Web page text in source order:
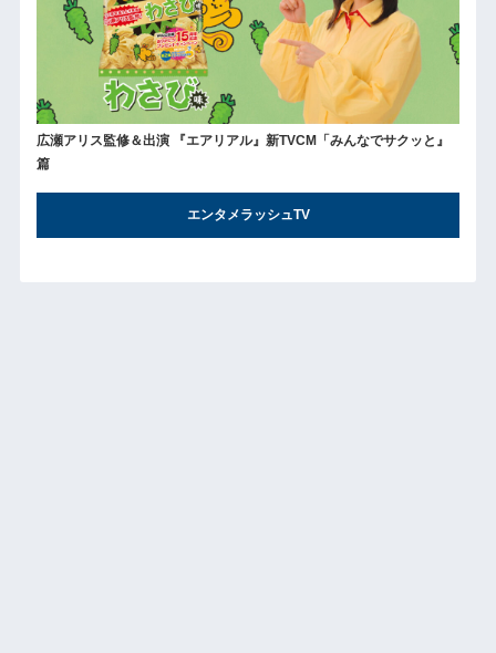
広瀬アリス監修＆出演 『エアリアル』新TVCM「みんなでサクッと』
篇
エンタメラッシュTV